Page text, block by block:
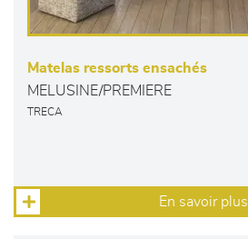
Matelas ressorts ensachés
MELUSINE/PREMIERE
TRECA
En savoir plus